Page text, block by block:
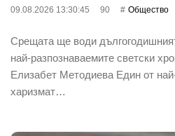
09.08.2026 13:30:45 90 Общество
Срещата ще води
най-разпознаваемите светски
Елизабет Методиева Един от
харизмат…